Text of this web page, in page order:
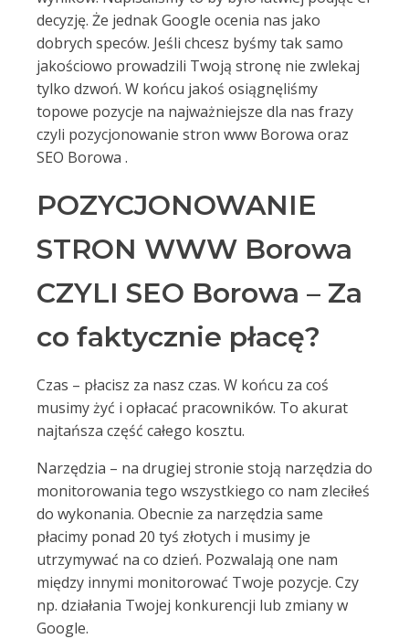
decyzję. Że jednak Google ocenia nas jako
dobrych speców. Jeśli chcesz byśmy tak samo
jakościowo prowadzili Twoją stronę nie zwlekaj
tylko dzwoń. W końcu jakoś osiągnęliśmy
topowe pozycje na najważniejsze dla nas frazy
czyli pozycjonowanie stron www Borowa oraz
SEO Borowa .
POZYCJONOWANIE
STRON WWW Borowa
CZYLI SEO Borowa – Za
co faktycznie płacę?
Czas – płacisz za nasz czas. W końcu za coś
musimy żyć i opłacać pracowników. To akurat
najtańsza część całego kosztu.
Narzędzia – na drugiej stronie stoją narzędzia do
monitorowania tego wszystkiego co nam zleciłeś
do wykonania. Obecnie za narzędzia same
płacimy ponad 20 tyś złotych i musimy je
utrzymywać na co dzień. Pozwalają one nam
między innymi monitorować Twoje pozycje. Czy
np. działania Twojej konkurencji lub zmiany w
Google.